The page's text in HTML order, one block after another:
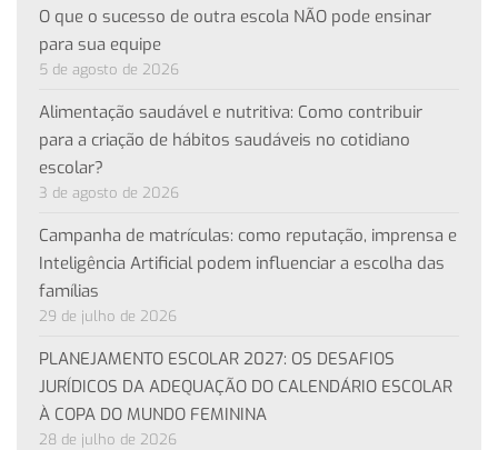
O que o sucesso de outra escola NÃO pode ensinar
para sua equipe
5 de agosto de 2026
Alimentação saudável e nutritiva: Como contribuir
para a criação de hábitos saudáveis no cotidiano
escolar?
3 de agosto de 2026
Campanha de matrículas: como reputação, imprensa e
Inteligência Artificial podem influenciar a escolha das
famílias
29 de julho de 2026
PLANEJAMENTO ESCOLAR 2027: OS DESAFIOS
JURÍDICOS DA ADEQUAÇÃO DO CALENDÁRIO ESCOLAR
À COPA DO MUNDO FEMININA
28 de julho de 2026